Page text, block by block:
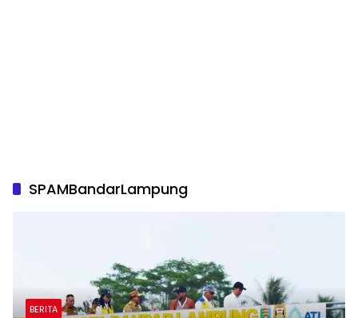
SPAMBandarLampung
BERITA